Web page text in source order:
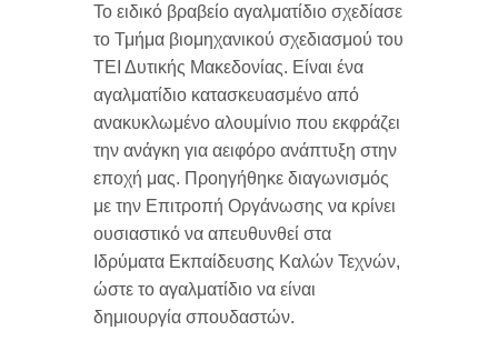
Το ειδικό βραβείο αγαλματίδιο σχεδίασε
το Τμήμα βιομηχανικού σχεδιασμού του
ΤΕΙ Δυτικής Μακεδονίας. Είναι ένα
αγαλματίδιο κατασκευασμένο από
ανακυκλωμένο αλουμίνιο που εκφράζει
την ανάγκη για αειφόρο ανάπτυξη στην
εποχή μας. Προηγήθηκε διαγωνισμός
με την Επιτροπή Οργάνωσης να κρίνει
ουσιαστικό να απευθυνθεί στα
Ιδρύματα Εκπαίδευσης Καλών Τεχνών,
ώστε το αγαλματίδιο να είναι
δημιουργία σπουδαστών.